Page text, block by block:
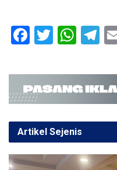
F
ce
b
o
o
k
T
tt
er
W
at
s
A
p
p
T
e
gr
a
m
Artikel Sejenis